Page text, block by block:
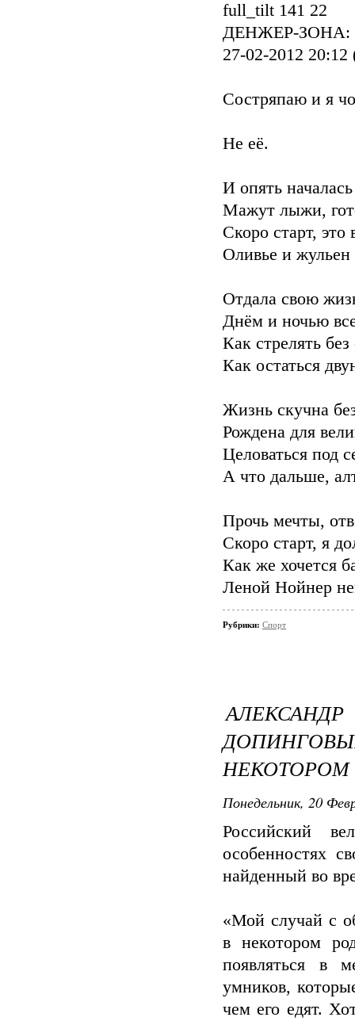
full_tilt 141 22
ДЕНЖЕР-
27-02-2012 20:12
Состряпаю и я
Не её.
И опять
Мажут лыжи,
Скоро старт, это
Оливье и жульен
Отдала свою
Днём и ночью
Как стрелять
Как остаться
Жизнь скучна
Рождена для
Целоваться под
А что дальше,
Прочь мечты,
Скоро старт, я
Как же хочется
Леной Нойнер
Рубрики: Спорт
Понедельник, 20
Российский
особенностях
найденный во
«Мой случай с
в некотором
появляться в
умников,
чем его едят.